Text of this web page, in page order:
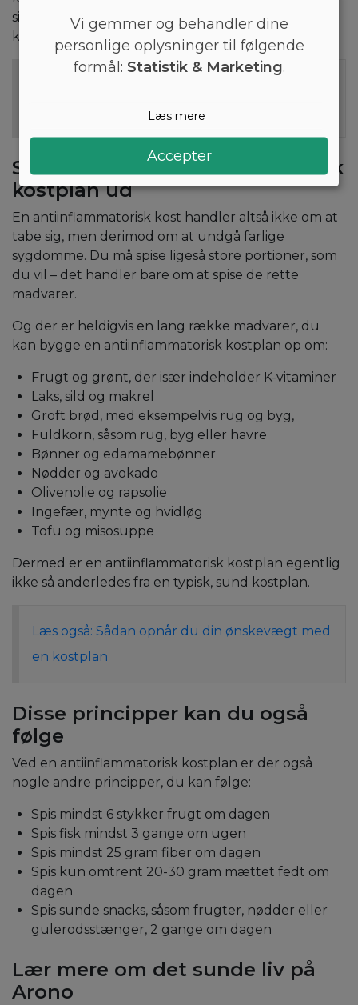
simpelthen bare leve efter en antiinflammatorisk
kostplan.
Sådan ser en antiinflammatorisk
kostplan ud
En antiinflammatorisk kost handler altså ikke om at
tabe sig, men derimod om at undgå farlige
sygdomme. Du må spise ligeså store portioner, som
du vil – det handler bare om at spise de rette
madvarer.
Og der er heldigvis en lang række madvarer, du
kan bygge en antiinflammatorisk kostplan op om:
Frugt og grønt, der især indeholder K-vitaminer
Laks, sild og makrel
Groft brød, med eksempelvis rug og byg,
Fuldkorn, såsom rug, byg eller havre
Bønner og edamamebønner
Nødder og avokado
Olivenolie og rapsolie
Ingefær, mynte og hvidløg
Tofu og misosuppe
Dermed er en antiinflammatorisk kostplan egentlig
ikke så anderledes fra en typisk, sund kostplan.
Læs også: Sådan opnår du din ønskevægt med
en kostplan
Disse principper kan du også
følge
Ved en antiinflammatorisk kostplan er der også
nogle andre principper, du kan følge:
Spis mindst 6 stykker frugt om dagen
Spis fisk mindst 3 gange om ugen
Spis mindst 25 gram fiber om dagen
Spis kun omtrent 20-30 gram mættet fedt om
dagen
Spis sunde snacks, såsom frugter, nødder eller
gulerodsstænger, 2 gange om dagen
Lær mere om det sunde liv på
Arono
Vi gemmer og behandler dine
personlige oplysninger til følgende
formål: Statistik & Marketing.
Læs mere
Accepter